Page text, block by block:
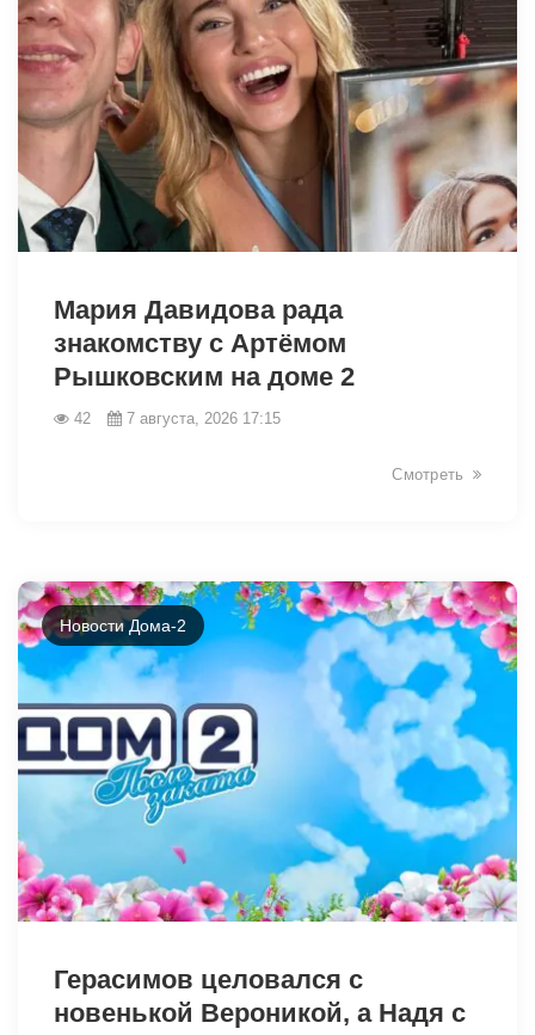
Мария Давидова рада
знакомству с Артёмом
Рышковским на доме 2
42 7 августа, 2026 17:15
Смотреть
Новости Дома-2
Герасимов целовался с
новенькой Вероникой, а Надя с